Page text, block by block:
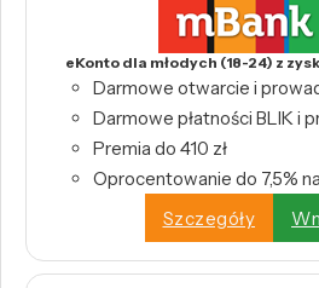
eKonto dla młodych (18-24) z
Darmowe otwarcie i
Darmowe płatności BLIK i
Premia do 410 zł
Oprocentowanie do 7,5%
Szczegóły